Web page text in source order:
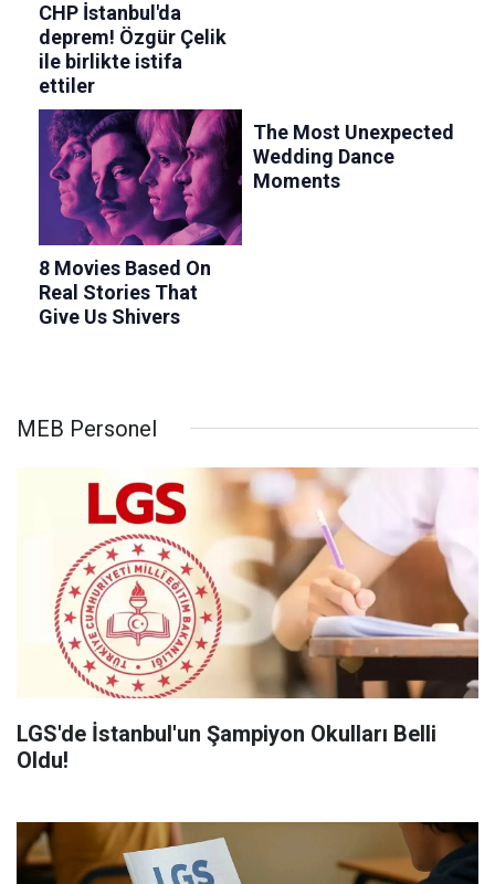
MEB Personel
LGS'de İstanbul'un Şampiyon Okulları Belli
Oldu!